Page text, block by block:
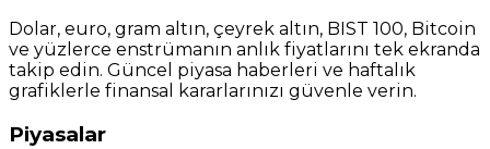
Dolar, euro, gram altın, çeyrek altın, BIST 100, Bitcoin
ve yüzlerce enstrümanın anlık fiyatlarını tek ekranda
takip edin. Güncel piyasa haberleri ve haftalık
grafiklerle finansal kararlarınızı güvenle verin.
Piyasalar